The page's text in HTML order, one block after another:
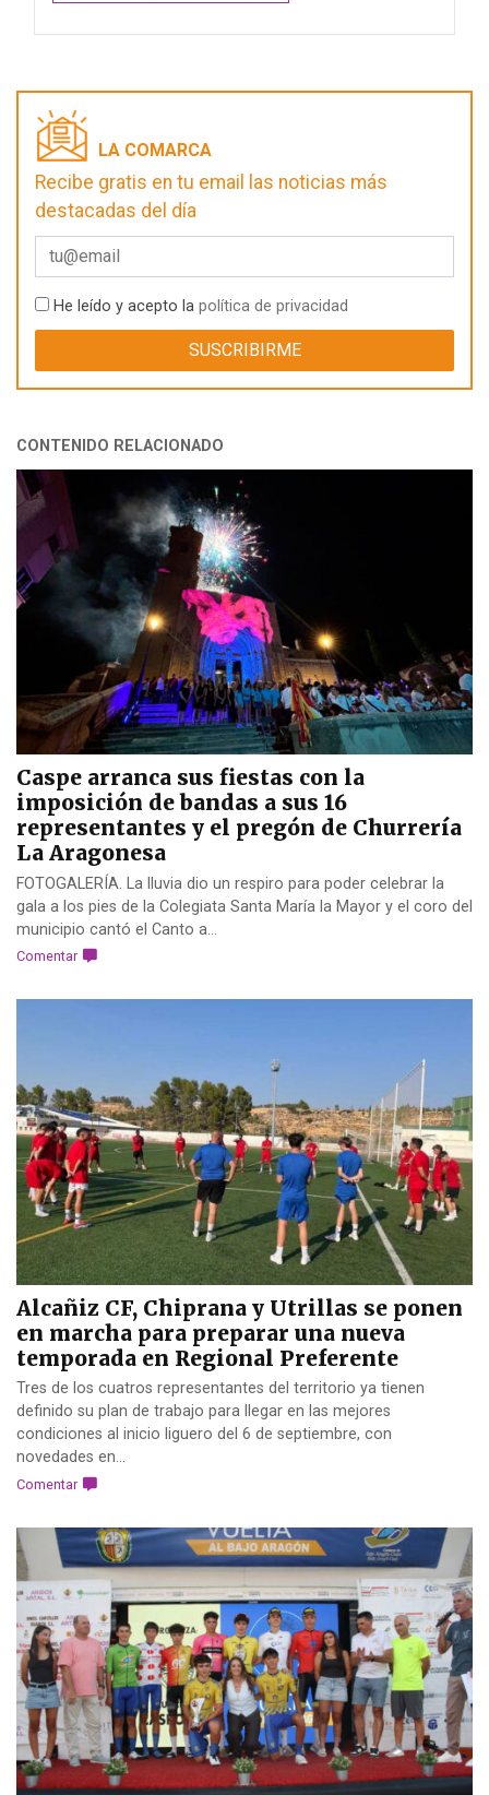
LA COMARCA
Recibe gratis en tu email las noticias más
destacadas del día
He leído y acepto la política de privacidad
CONTENIDO RELACIONADO
Caspe arranca sus fiestas con la
imposición de bandas a sus 16
representantes y el pregón de Churrería
La Aragonesa
FOTOGALERÍA. La lluvia dio un respiro para poder celebrar la
gala a los pies de la Colegiata Santa María la Mayor y el coro del
municipio cantó el Canto a...
Comentar
Alcañiz CF, Chiprana y Utrillas se ponen
en marcha para preparar una nueva
temporada en Regional Preferente
Tres de los cuatros representantes del territorio ya tienen
definido su plan de trabajo para llegar en las mejores
condiciones al inicio liguero del 6 de septiembre, con
novedades en...
Comentar